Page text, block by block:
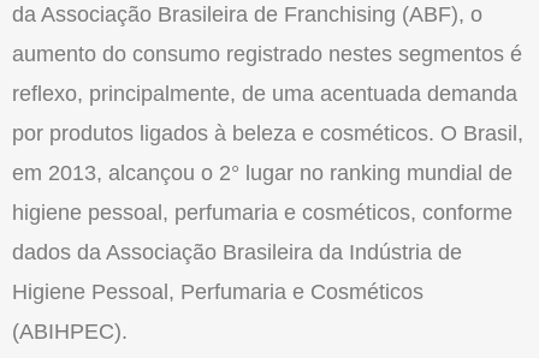
da Associação Brasilei­ra de Franchising (ABF), o
aumento do consumo registrado nestes segmentos é
reflexo, principalmente, de uma acen­tuada demanda
por produtos ligados à beleza e cosméticos. O Brasil,
em 2013, alcançou o 2° lugar no ranking mundial de
higiene pessoal, perfumaria e cosmé­ticos, conforme
dados da Associação Bra­sileira da Indústria de
Higiene Pessoal, Perfumaria e Cosméticos
(ABIHPEC).